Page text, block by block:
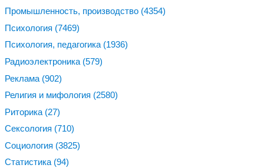
Промышленность, производство (4354)
Психология (7469)
Психология, педагогика (1936)
Радиоэлектроника (579)
Реклама (902)
Религия и мифология (2580)
Риторика (27)
Сексология (710)
Социология (3825)
Статистика (94)